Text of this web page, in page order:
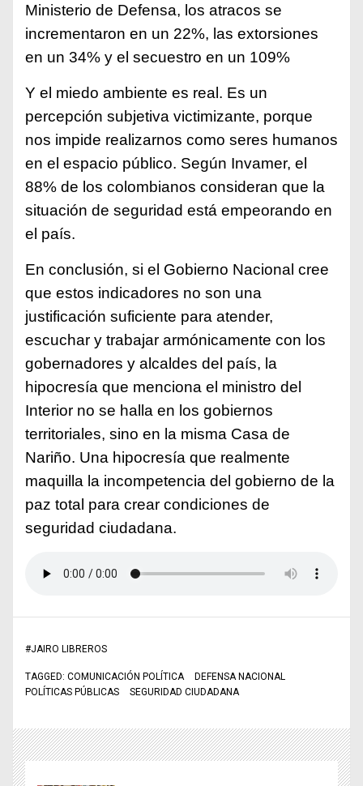
Ministerio de Defensa, los atracos se
incrementaron en un 22%, las extorsiones
en un 34% y el secuestro en un 109%
Y el miedo ambiente es real. Es un
percepción subjetiva victimizante, porque
nos impide realizarnos como seres humanos
en el espacio público. Según Invamer, el
88% de los colombianos consideran que la
situación de seguridad está empeorando en
el país.
En conclusión, si el Gobierno Nacional cree
que estos indicadores no son una
justificación suficiente para atender,
escuchar y trabajar armónicamente con los
gobernadores y alcaldes del país, la
hipocresía que menciona el ministro del
Interior no se halla en los gobiernos
territoriales, sino en la misma Casa de
Nariño. Una hipocresía que realmente
maquilla la incompetencia del gobierno de la
paz total para crear condiciones de
seguridad ciudadana.
#JAIRO LIBREROS
TAGGED: COMUNICACIÓN POLÍTICA
DEFENSA NACIONAL
POLÍTICAS PÚBLICAS
SEGURIDAD CIUDADANA